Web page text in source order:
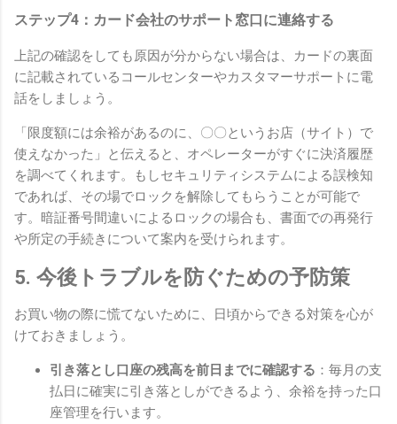
ステップ4：カード会社のサポート窓口に連絡する
上記の確認をしても原因が分からない場合は、カードの裏面
に記載されているコールセンターやカスタマーサポートに電
話をしましょう。
「限度額には余裕があるのに、〇〇というお店（サイト）で
使えなかった」と伝えると、オペレーターがすぐに決済履歴
を調べてくれます。もしセキュリティシステムによる誤検知
であれば、その場でロックを解除してもらうことが可能で
す。暗証番号間違いによるロックの場合も、書面での再発行
や所定の手続きについて案内を受けられます。
5. 今後トラブルを防ぐための予防策
お買い物の際に慌てないために、日頃からできる対策を心が
けておきましょう。
引き落とし口座の残高を前日までに確認する ：毎月の支
払日に確実に引き落としができるよう、余裕を持った口
座管理を行います。